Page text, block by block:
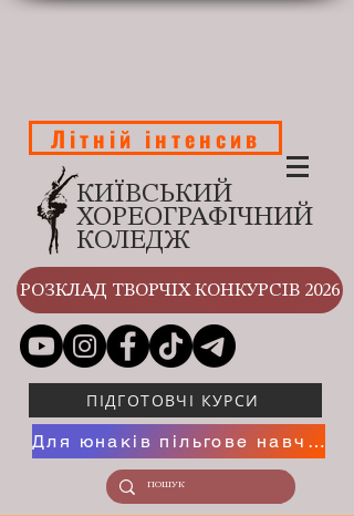
КИЇВСЬКИЙ
ХОРЕОГРАФІЧНИЙ
КОЛЕДЖ
Літній інтенсив
РОЗКЛАД ТВОРЧІХ КОНКУРСІВ 2026
ПІДГОТОВЧІ КУРСИ
Для юнаків пільгове навчання